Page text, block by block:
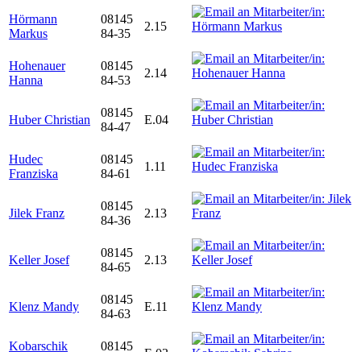
Hörmann
Markus
08145
84-35
2.15
Hohenauer
Hanna
08145
84-53
2.14
Huber Christian
08145
84-47
E.04
Hudec
Franziska
08145
84-61
1.11
Jilek Franz
08145
84-36
2.13
Keller Josef
08145
84-65
2.13
Klenz Mandy
08145
84-63
E.11
Kobarschik
08145